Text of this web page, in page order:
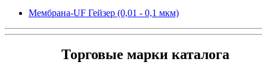
Мембрана-UF Гейзер (0,01 - 0,1 мкм)
Торговые марки каталога